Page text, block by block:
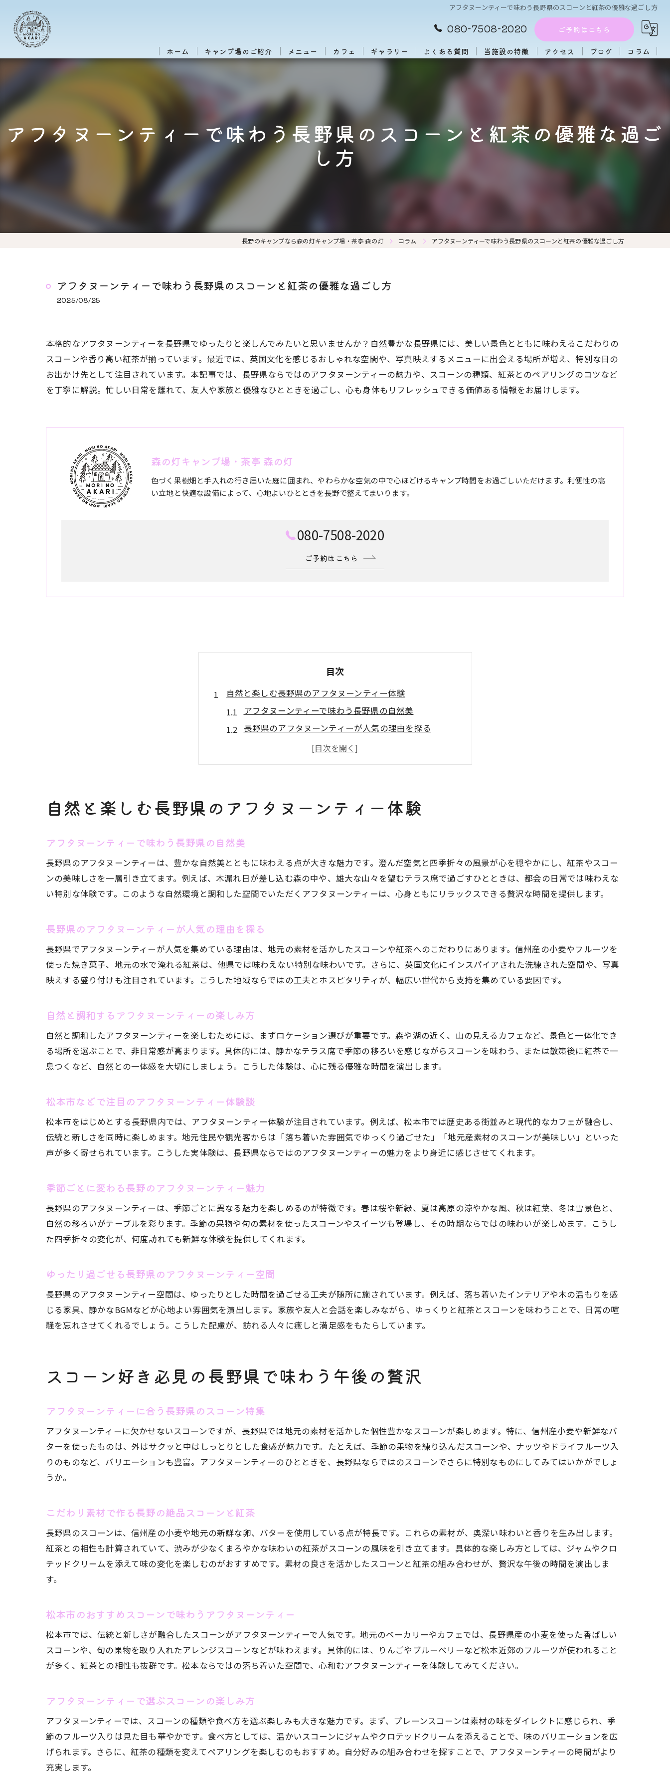
アフタヌーンティーで味わう長野県のスコーンと紅茶の優雅な過ごし方
080-7508-2020 ご予約はこちら
ホーム キャンプ場のご紹介 メニュー カフェ ギャラリー よくある質問 当施設の特徴
団体
アクセス ブログ コラム
アフタヌーンティーで味わう長野県のスコーンと紅茶の優雅な過ご
し方
長野のキャンプなら森の灯キャンプ場・茶亭 森の灯 コラム アフタヌーンティーで味わう長野県のスコーンと紅茶の優雅な過ごし方
アフタヌーンティーで味わう長野県のスコーンと紅茶の優雅な過ごし方
2025/08/25
本格的なアフタヌーンティーを長野県でゆったりと楽しんでみたいと思いませんか？自然豊かな長野県には、美しい景色とともに味わえるこだわりの
スコーンや香り高い紅茶が揃っています。最近では、英国文化を感じるおしゃれな空間や、写真映えするメニューに出会える場所が増え、特別な日の
お出かけ先として注目されています。本記事では、長野県ならではのアフタヌーンティーの魅力や、スコーンの種類、紅茶とのペアリングのコツなど
を丁寧に解説。忙しい日常を離れて、友人や家族と優雅なひとときを過ごし、心も身体もリフレッシュできる価値ある情報をお届けします。
森の灯キャンプ場・茶亭 森の灯
色づく果樹畑と手入れの行き届いた庭に囲まれ、やわらかな空気の中で心ほどけるキャンプ時間をお過ごしいただけます。利便性の高
い立地と快適な設備によって、心地よいひとときを長野で整えてまいります。
080-7508-2020
ご予約はこちら
目次
自然と楽しむ長野県のアフタヌーンティー体験
アフタヌーンティーで味わう長野県の自然美
長野県のアフタヌーンティーが人気の理由を探る
自然と調和するアフタヌーンティーの楽しみ方
松本市などで注目のアフタヌーンティー体験談
ゆったり過ごせる長野県のアフタヌーンティー空間
スコーン好き必見の長野県で味わう午後の贅沢
こだわり素材で作る長野の絶品スコーンと紅茶
松本市のおすすめスコーンで味わうアフタヌーンティー
アフタヌーンティーで選ぶスコーンの楽しみ方
おしゃれな空間で過ごすアフタヌーンティーの魅力
アフタヌーンティーに最適なおしゃれ空間の選び方
長野県のアフタヌーンティーは雰囲気も格別
友人や家族と過ごすおしゃれなアフタヌーンティー
長野県ならではのスコーンと紅茶の組み合わせ方
長野県産素材が光るスコーンと紅茶のペアリング術
おすすめのスコーンと紅茶の組み合わせ方
アフタヌーンティーで味わう地元食材の魅力
ゆったりと心ほどけるアフタヌーンティー時間
長野県の自然と共にくつろぐアフタヌーンティー
日常を忘れるひとときをアフタヌーンティーで
友人や家族と過ごす癒しのアフタヌーンティー
SNS映えする長野県のアフタヌーンティー巡り
アフタヌーンティーで叶うSNS映えスポット紹介
おしゃれ空間で映えるアフタヌーンティーを探そう
思い出に残る写真とアフタヌーンティー
季節ごとのスコーンを楽しむ長野の過ごし方
アフタヌーンティーで味わう季節限定スコーン
長野県の旬素材を使ったスコーンの楽しみ方
限定メニューを楽しむ長野県のアフタヌーンティー
春夏秋冬で選ぶスコーンと紅茶の楽しみ
特別な日を彩るアフタヌーンティーの選び方
アフタヌーンティーで祝う特別な日の過ごし方
コスパ重視で選ぶアフタヌーンティー体験
思い出に残る長野県のアフタヌーンティー計画
予約のコツと混雑回避で安心のアフタヌーンティー
自然と楽しむ長野県のアフタヌーンティー体験
アフタヌーンティーで味わう長野県の自然美
長野県のアフタヌーンティーは、豊かな自然美とともに味わえる点が大きな魅力です。澄んだ空気と四季折々の風景が心を穏やかにし、紅茶やスコー
ンの美味しさを一層引き立てます。例えば、木漏れ日が差し込む森の中や、雄大な山々を望むテラス席で過ごすひとときは、都会の日常では味わえな
い特別な体験です。このような自然環境と調和した空間でいただくアフタヌーンティーは、心身ともにリラックスできる贅沢な時間を提供します。
長野県のアフタヌーンティーが人気の理由を探る
長野県でアフタヌーンティーが人気を集めている理由は、地元の素材を活かしたスコーンや紅茶へのこだわりにあります。信州産の小麦やフルーツを
使った焼き菓子、地元の水で淹れる紅茶は、他県では味わえない特別な味わいです。さらに、英国文化にインスパイアされた洗練された空間や、写真
映えする盛り付けも注目されています。こうした地域ならではの工夫とホスピタリティが、幅広い世代から支持を集めている要因です。
自然と調和するアフタヌーンティーの楽しみ方
自然と調和したアフタヌーンティーを楽しむためには、まずロケーション選びが重要です。森や湖の近く、山の見えるカフェなど、景色と一体化でき
る場所を選ぶことで、非日常感が高まります。具体的には、静かなテラス席で季節の移ろいを感じながらスコーンを味わう、または散策後に紅茶で一
息つくなど、自然との一体感を大切にしましょう。こうした体験は、心に残る優雅な時間を演出します。
松本市などで注目のアフタヌーンティー体験談
松本市をはじめとする長野県内では、アフタヌーンティー体験が注目されています。例えば、松本市では歴史ある街並みと現代的なカフェが融合し、
伝統と新しさを同時に楽しめます。地元住民や観光客からは「落ち着いた雰囲気でゆっくり過ごせた」「地元産素材のスコーンが美味しい」といった
声が多く寄せられています。こうした実体験は、長野県ならではのアフタヌーンティーの魅力をより身近に感じさせてくれます。
季節ごとに変わる長野のアフタヌーンティー魅力
長野県のアフタヌーンティーは、季節ごとに異なる魅力を楽しめるのが特徴です。春は桜や新緑、夏は高原の涼やかな風、秋は紅葉、冬は雪景色と、
自然の移ろいがテーブルを彩ります。季節の果物や旬の素材を使ったスコーンやスイーツも登場し、その時期ならではの味わいが楽しめます。こうし
た四季折々の変化が、何度訪れても新鮮な体験を提供してくれます。
ゆったり過ごせる長野県のアフタヌーンティー空間
長野県のアフタヌーンティー空間は、ゆったりとした時間を過ごせる工夫が随所に施されています。例えば、落ち着いたインテリアや木の温もりを感
じる家具、静かなBGMなどが心地よい雰囲気を演出します。家族や友人と会話を楽しみながら、ゆっくりと紅茶とスコーンを味わうことで、日常の喧
騒を忘れさせてくれるでしょう。こうした配慮が、訪れる人々に癒しと満足感をもたらしています。
スコーン好き必見の長野県で味わう午後の贅沢
アフタヌーンティーに合う長野県のスコーン特集
アフタヌーンティーに欠かせないスコーンですが、長野県では地元の素材を活かした個性豊かなスコーンが楽しめます。特に、信州産小麦や新鮮なバ
ターを使ったものは、外はサクッと中はしっとりとした食感が魅力です。たとえば、季節の果物を練り込んだスコーンや、ナッツやドライフルーツ入
りのものなど、バリエーションも豊富。アフタヌーンティーのひとときを、長野県ならではのスコーンでさらに特別なものにしてみてはいかがでしょ
うか。
こだわり素材で作る長野の絶品スコーンと紅茶
長野県のスコーンは、信州産の小麦や地元の新鮮な卵、バターを使用している点が特長です。これらの素材が、奥深い味わいと香りを生み出します。
紅茶との相性も計算されていて、渋みが少なくまろやかな味わいの紅茶がスコーンの風味を引き立てます。具体的な楽しみ方としては、ジャムやクロ
テッドクリームを添えて味の変化を楽しむのがおすすめです。素材の良さを活かしたスコーンと紅茶の組み合わせが、贅沢な午後の時間を演出しま
す。
松本市のおすすめスコーンで味わうアフタヌーンティー
松本市では、伝統と新しさが融合したスコーンがアフタヌーンティーで人気です。地元のベーカリーやカフェでは、長野県産の小麦を使った香ばしい
スコーンや、旬の果物を取り入れたアレンジスコーンなどが味わえます。具体的には、りんごやブルーベリーなど松本近郊のフルーツが使われること
が多く、紅茶との相性も抜群です。松本ならではの落ち着いた空間で、心和むアフタヌーンティーを体験してみてください。
アフタヌーンティーで選ぶスコーンの楽しみ方
アフタヌーンティーでは、スコーンの種類や食べ方を選ぶ楽しみも大きな魅力です。まず、プレーンスコーンは素材の味をダイレクトに感じられ、季
節のフルーツ入りは見た目も華やかです。食べ方としては、温かいスコーンにジャムやクロテッドクリームを添えることで、味のバリエーションを広
げられます。さらに、紅茶の種類を変えてペアリングを楽しむのもおすすめ。自分好みの組み合わせを探すことで、アフタヌーンティーの時間がより
充実します。